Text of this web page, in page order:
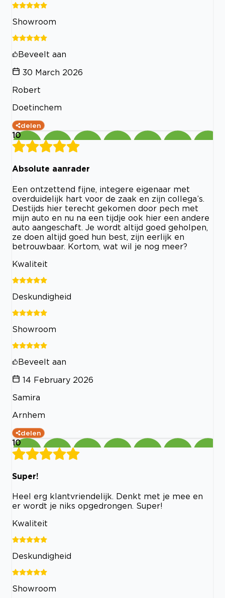
Showroom
Beveelt aan
30 March 2026
Robert
Doetinchem
delen
10
Absolute aanrader
Een ontzettend fijne, integere eigenaar met
overduidelijk hart voor de zaak en zijn collega’s.
Destijds hier terecht gekomen door pech met
mijn auto en nu na een tijdje ook hier een andere
auto aangeschaft. Je wordt altijd goed geholpen,
ze doen altijd goed hun best, zijn eerlijk en
betrouwbaar. Kortom, wat wil je nog meer?
Kwaliteit
Deskundigheid
Showroom
Beveelt aan
14 February 2026
Samira
Arnhem
delen
10
Super!
Heel erg klantvriendelijk. Denkt met je mee en
er wordt je niks opgedrongen. Super!
Kwaliteit
Deskundigheid
Showroom